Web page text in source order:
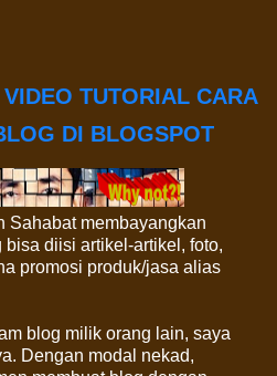
TUTORIAL CARA
DI BLOGSPOT
Sahabat membayangkan
diisi artikel-artikel, foto,
promosi produk/jasa alias
blog milik orang lain, saya
Dengan modal nekad,